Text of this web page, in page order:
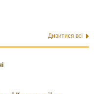
Дивитися всі